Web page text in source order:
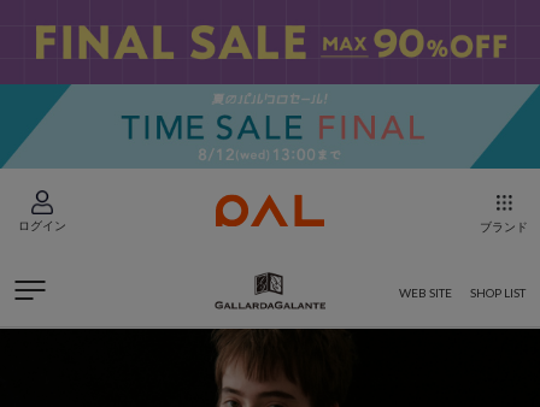
ログイン ブランド
SHOP LIST
WEB SITE